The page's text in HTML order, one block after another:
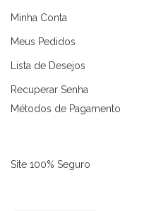
Minha Conta
Meus Pedidos
Lista de Desejos
Recuperar Senha
Métodos de Pagamento
Site 100% Seguro